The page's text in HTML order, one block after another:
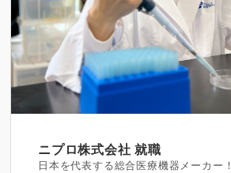
ニプロ株式会社 就職
日本を代表する総合医療機器メーカー！